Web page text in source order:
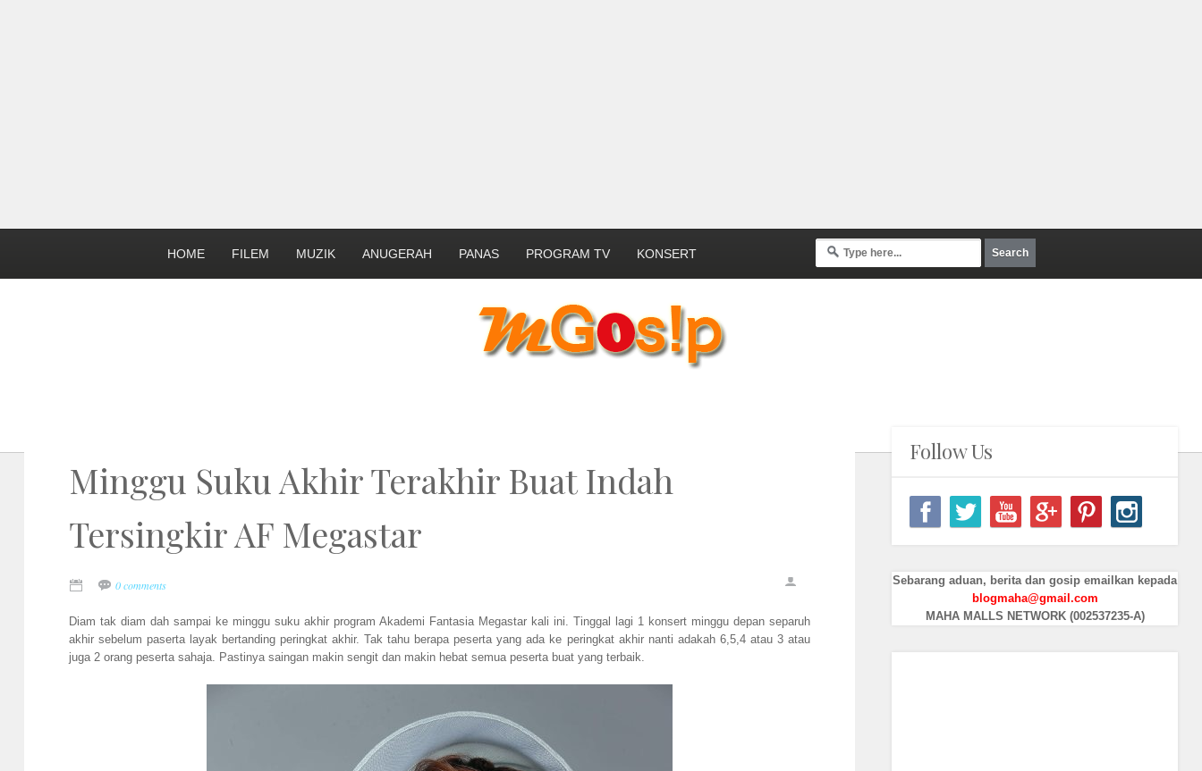
HOME FILEM MUZIK ANUGERAH PANAS PROGRAM TV KONSERT
Minggu Suku Akhir Terakhir Buat Indah
Tersingkir AF Megastar
0 comments
Diam tak diam dah sampai ke minggu suku akhir program Akademi Fantasia Megastar kali ini. Tinggal lagi 1 konsert minggu depan separuh
akhir sebelum paserta layak bertanding peringkat akhir. Tak tahu berapa peserta yang ada ke peringkat akhir nanti adakah 6,5,4 atau 3 atau
juga 2 orang peserta sahaja. Pastinya saingan makin sengit dan makin hebat semua peserta buat yang terbaik.
Follow Us
Sebarang aduan, berita dan gosip emailkan kepada
blogmaha@gmail.com
MAHA MALLS NETWORK (002537235-A)